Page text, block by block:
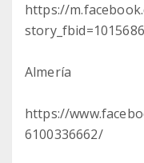
https://
Almería
https://
6100336662/